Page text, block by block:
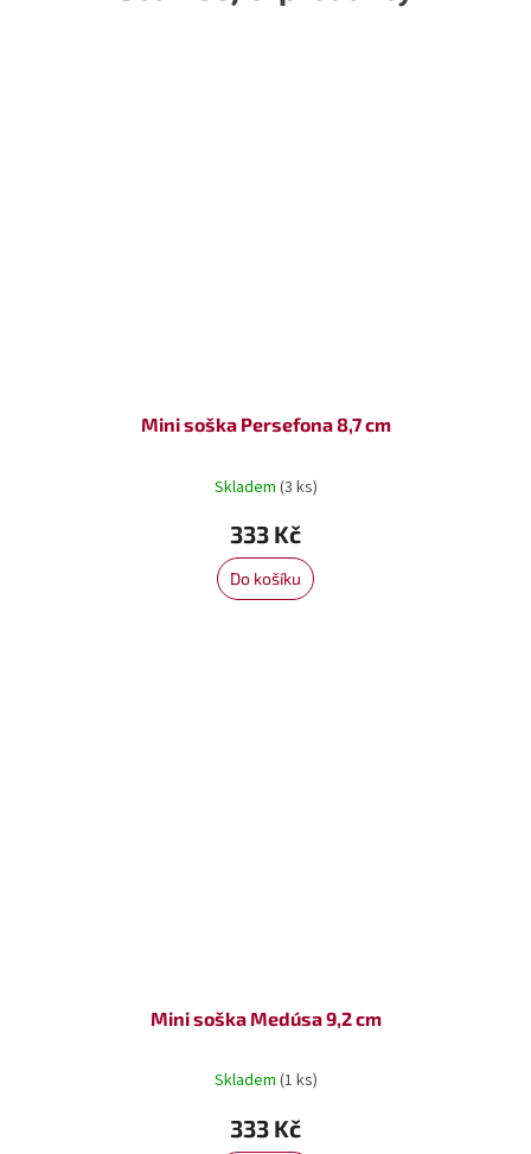
Mini soška Persefona 8,7 cm
Skladem (3 ks)
333 Kč
Do košíku
Mini soška Medúsa 9,2 cm
Skladem (1 ks)
333 Kč